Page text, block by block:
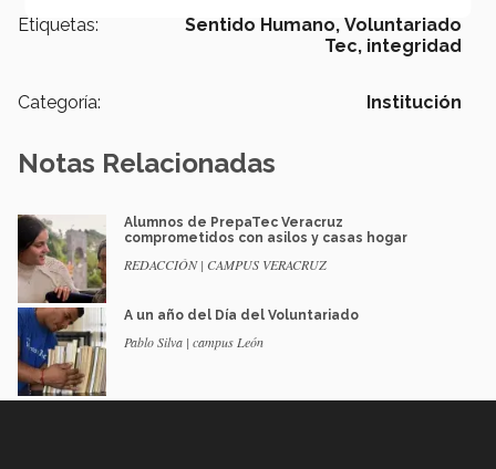
Etiquetas: Sentido Humano, Voluntariado
Tec, integridad
Categoría: Institución
Notas Relacionadas
Alumnos de PrepaTec Veracruz
comprometidos con asilos y casas hogar
REDACCIÓN | CAMPUS VERACRUZ
A un año del Día del Voluntariado
Pablo Silva | campus León